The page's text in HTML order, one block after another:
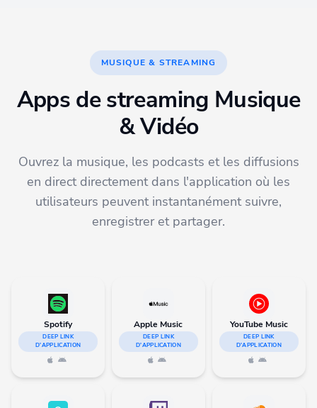
MUSIQUE & STREAMING
Apps de streaming Musique
& Vidéo
Ouvrez la musique, les podcasts et les diffusions
en direct directement dans l'application où les
utilisateurs peuvent instantanément suivre,
enregistrer et partager.
Spotify
DEEP LINK
D'APPLICATION
Apple Music
DEEP LINK
D'APPLICATION
YouTube Music
DEEP LINK
D'APPLICATION